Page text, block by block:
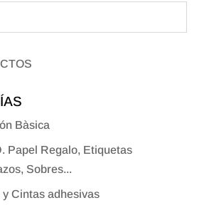
Bàsica
Papel Regalo, Etiquetas
Sobres...
Cintas adhesivas